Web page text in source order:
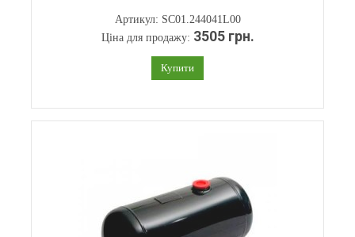
Артикул: SC01.244041L00
Ціна для продажу: 3505 грн.
Купити